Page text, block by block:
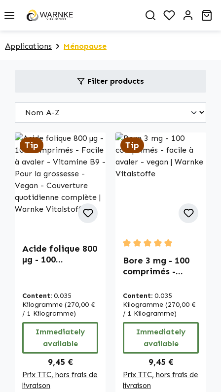
content You have 0
Applications Ménopause
Filter products
Tip
Acide folique 800
µg - 100
Vitamine B9 -
Pour la grossesse
- Vegan -
Couverture
quotidienne
complète |
Warnke
Vitalstoffe
Content: 0.035
Kilogramme (270,00 €
/ 1 Kilogramme)
Immediately
available
Regular price:
9,45 €
Prix TTC, hors frais de
livraison
Tip
Average rating of 5 out
Bore 3 mg - 100
comprimés -
vegan | Warnke
Vitalstoffe
Content: 0.035
Kilogramme (270,00 €
/ 1 Kilogramme)
Immediately
available
Regular price:
9,45 €
Prix TTC, hors frais de
livraison